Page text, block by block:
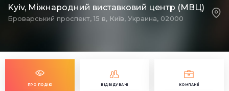
Kyiv, Міжнародний виставковий центр (МВЦ)
Броварський проспект, 15 в, Київ, Украина, 02000
ПРО ПОДІЮ ВІДВІДУВАЧІ КОМПАНІЇ